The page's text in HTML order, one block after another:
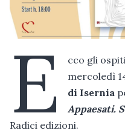
E
cco gli
mercoledì
di Isernia
Appaesati.
Radici edizioni.